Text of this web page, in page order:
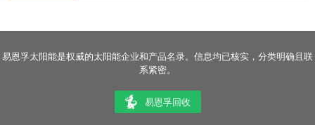
易恩孚太阳能是权威的太阳能企业和产品名录。信息均已核实，分类明确且联
系紧密。
易恩孚回收